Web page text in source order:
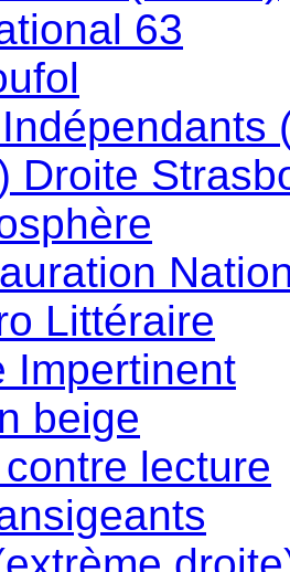
63
Droite
Littéraire
Impertinent
beige
lecture